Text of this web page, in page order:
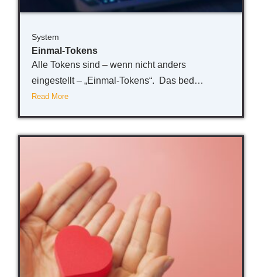
System
Einmal-Tokens
Alle Tokens sind – wenn nicht anders
eingestellt – „Einmal-Tokens“. Das bed…
Read More